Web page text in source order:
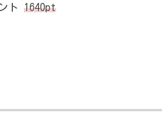
ト 1640pt